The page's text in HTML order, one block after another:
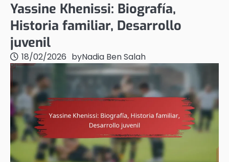
Yassine Khenissi: Biografía,
Historia familiar, Desarrollo
juvenil
18/02/2026 byNadia Ben Salah